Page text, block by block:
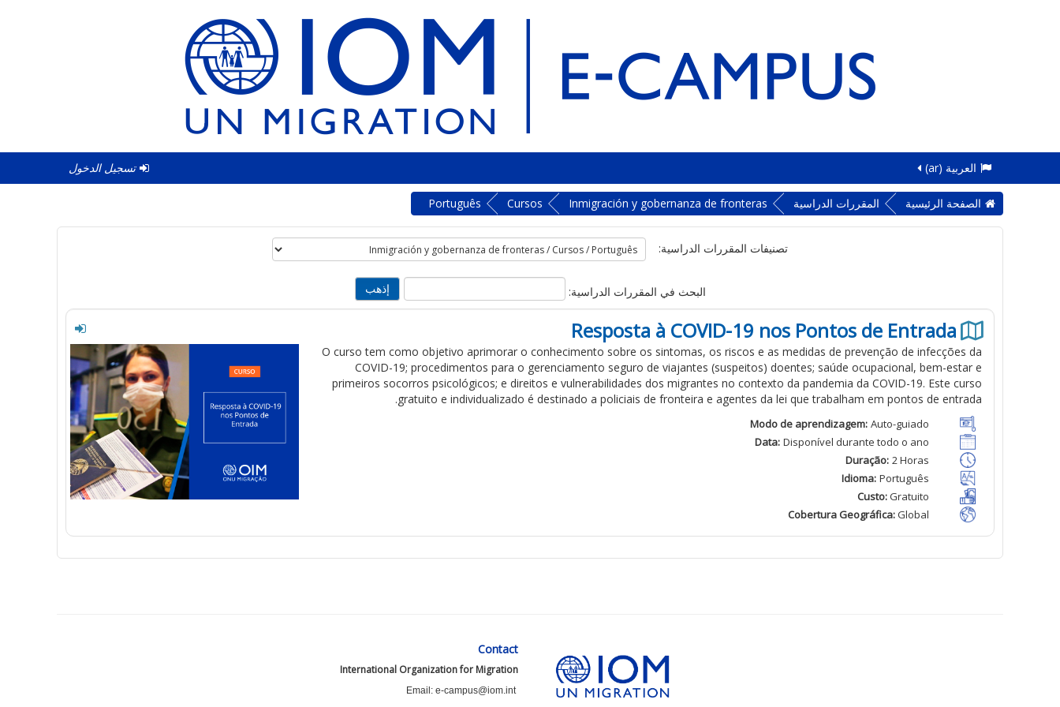
تسجيل الدخول العربية ‎(ar)‎
الصفحة الرئيسية المقررات الدراسية Inmigración y gobernanza de fronteras
Cursos
Português
تصنيفات المقررات الدراسية:
البحث في المقررات الدراسية:
Resposta à COVID-19 nos Pontos de Entrada
O cursotem como objetivo aprimorar o conhecimento sobre os sintomas, os riscos e as medidas de prevenção de infecções da
COVID-19; procedimentos para o gerenciamento seguro de viajantes (suspeitos) doentes; saúde ocupacional, bem-estar e
primeiros socorros psicológicos; e direitos e vulnerabilidades dos migrantes no contexto da pandemia da COVID-19. Este curso
gratuito e individualizado é destinado a policiais de fronteira e agentes da lei quetrabalham em pontos de entrada.
Modo de aprendizagem: Auto-guiado
Data: Disponível durante todo o ano
Duração: 2 Horas
Idioma: Português
Custo:Gratuito
Cobertura Geográfica:Global
Contact
International Organization for Migration
Email: e-campus@iom.int